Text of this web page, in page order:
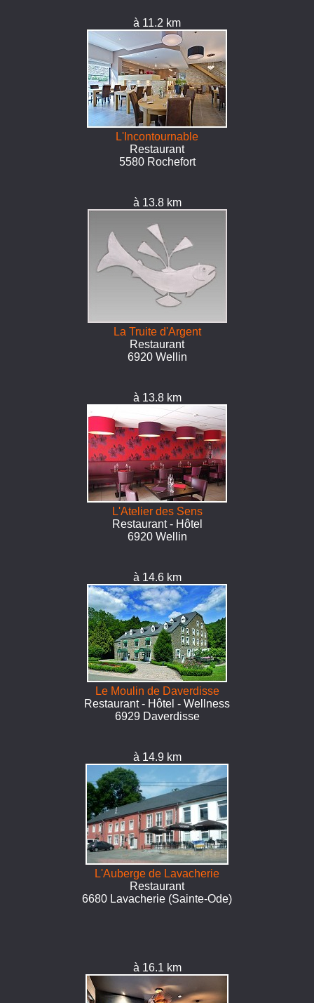
à 11.2 km
L'Incontournable
Restaurant
5580 Rochefort
à 13.8 km
La Truite d'Argent
Restaurant
6920 Wellin
à 13.8 km
L'Atelier des Sens
Restaurant - Hôtel
6920 Wellin
à 14.6 km
Le Moulin de Daverdisse
Restaurant - Hôtel - Wellness
6929 Daverdisse
à 14.9 km
L'Auberge de Lavacherie
Restaurant
6680 Lavacherie (Sainte-Ode)
à 16.1 km